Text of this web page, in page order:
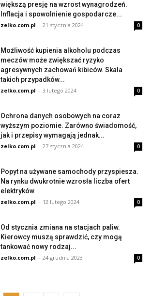
większą presję na wzrost wynagrodzeń.
Inflacja i spowolnienie gospodarcze...
zelko.com.pl - 21 stycznia 2024 0
Możliwość kupienia alkoholu podczas
meczów może zwiększać ryzyko
agresywnych zachowań kibiców. Skala
takich przypadków...
zelko.com.pl - 3 lutego 2024 0
Ochrona danych osobowych na coraz
wyższym poziomie. Zarówno świadomość,
jak i przepisy wymagają jednak...
zelko.com.pl - 27 stycznia 2024 0
Popyt na używane samochody przyspiesza.
Na rynku dwukrotnie wzrosła liczba ofert
elektryków
zelko.com.pl - 12 lutego 2024 0
Od stycznia zmiana na stacjach paliw.
Kierowcy muszą sprawdzić, czy mogą
tankować nowy rodzaj...
zelko.com.pl - 24 grudnia 2023 0